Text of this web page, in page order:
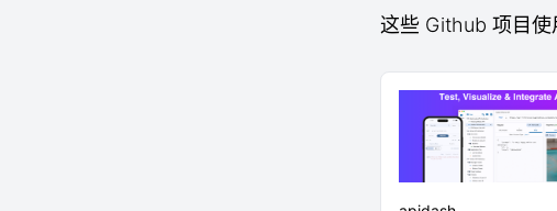
这些 Github 项目